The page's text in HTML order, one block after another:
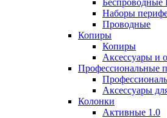
Беспроводные
Наборы
Проводные
Копиры
Копиры
Аксессуары и
Профессиональные
Аксессуары
Колонки
Активные 1.0